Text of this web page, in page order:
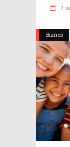
4
Biznes